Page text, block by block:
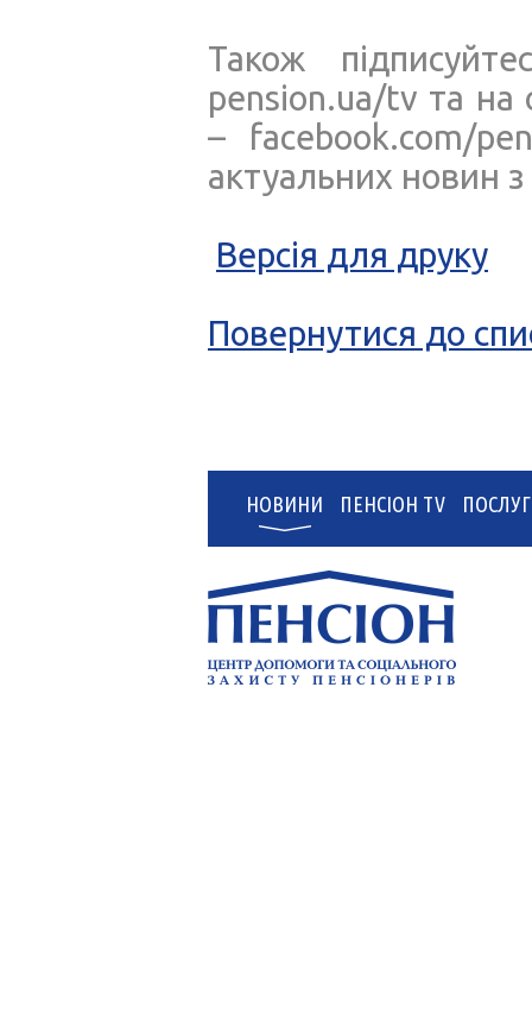
Також
pension.ua/tv та на
– facebook.com/
актуальних новин
Версія для друку
Повернутися до
НОВИНИ ПЕНСІОН TV